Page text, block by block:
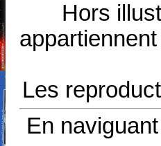
Hors
Les
En